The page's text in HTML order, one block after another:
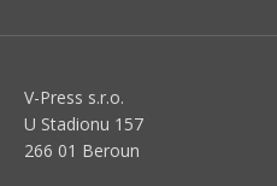
V-Press s.r.o.
U Stadionu 157
266 01 Beroun